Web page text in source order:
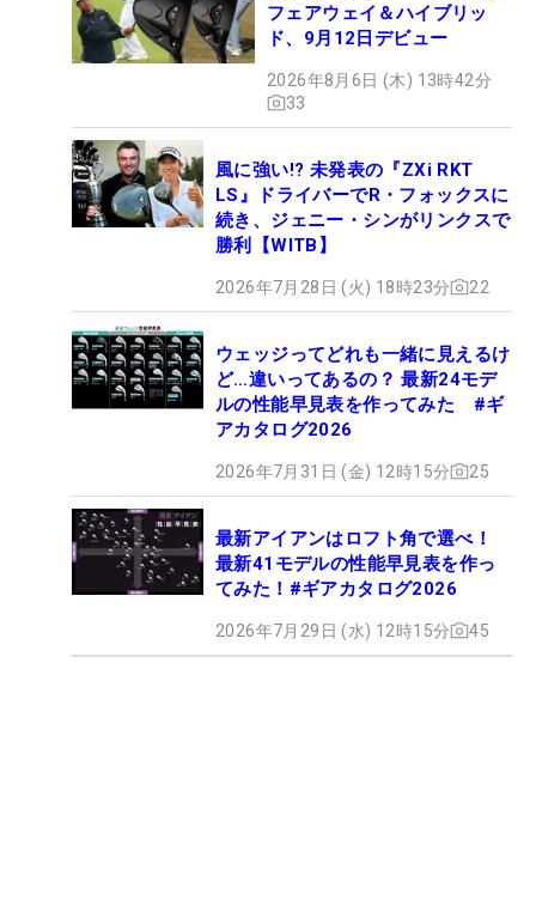
フェアウェイ＆ハイブリッ
ド、9月12日デビュー
2026年8月6日 (木) 13時42分
33
風に強い!? 未発表の『ZXi RKT
LS』ドライバーでR・フォックスに
続き、ジェニー・シンがリンクスで
勝利【WITB】
2026年7月28日 (火) 18時23分 22
ウェッジってどれも一緒に見えるけ
ど…違いってあるの？ 最新24モデ
ルの性能早見表を作ってみた #ギ
アカタログ2026
2026年7月31日 (金) 12時15分 25
最新アイアンはロフト角で選べ！
最新41モデルの性能早見表を作っ
てみた！#ギアカタログ2026
2026年7月29日 (水) 12時15分 45